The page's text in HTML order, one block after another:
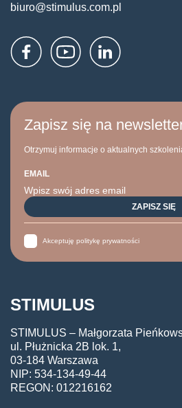
biuro@stimulus.com.pl
Zapisz się na
Otrzymuj informacje o aktualnych
EMAIL
Akceptuję politykę prywatności
STIMULUS
STIMULUS – Małgorzata
ul. Płużnicka 2B lok. 1,
03-184 Warszawa
NIP: 534-134-49-44
REGON: 012216162